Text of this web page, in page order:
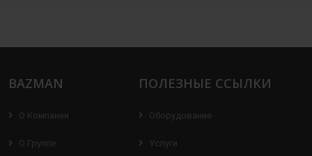
BAZMAN
О Компании
О Группе
ПОЛЕЗНЫЕ ССЫЛКИ
Оборудование
Услуги